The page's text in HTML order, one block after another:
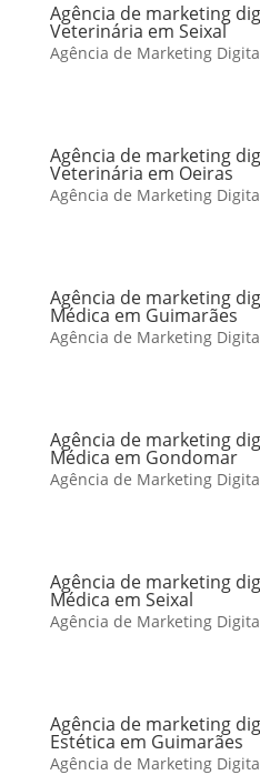
Agência de marketing
Veterinária em Seixal
Agência de Marketing
Agência de marketing
Veterinária em Oeiras
Agência de Marketing
Agência de marketing
Médica em Guimarães
Agência de Marketing
Agência de marketing
Médica em Gondomar
Agência de Marketing
Agência de marketing
Médica em Seixal
Agência de Marketing
Agência de marketing
Estética em Guimarães
Agência de Marketing